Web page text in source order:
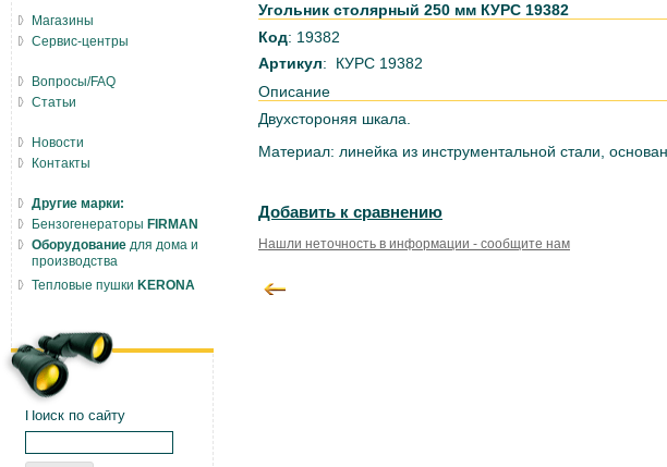
Угольник столярный 250 мм КУРС 19382
Код: 19382
Артикул: КУРС 19382
Описание
Двухстороняя шкала.
Материал: линейка из инструментальной стали,
Добавить к сравнению
Нашли неточность в информации - сообщите нам
Магазины
Сервис-центры
Вопросы/FAQ
Статьи
Новости
Контакты
Другие марки:
Бензогенераторы FIRMAN
Оборудование для дома и
производства
Тепловые пушки KERONA
Поиск по сайту